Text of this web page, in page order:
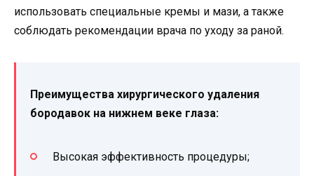
использовать специальные кремы и мази, а также
соблюдать рекомендации врача по уходу за раной.
Преимущества хирургического удаления
бородавок на нижнем веке глаза:
Высокая эффективность процедуры;